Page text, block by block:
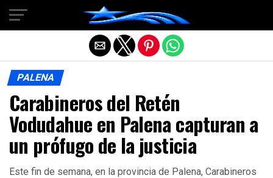
PALENA
Carabineros del Retén
Vodudahue en Palena capturan a
un prófugo de la justicia
Este fin de semana, en la provincia de Palena, Carabineros
Salir de la versión móvil